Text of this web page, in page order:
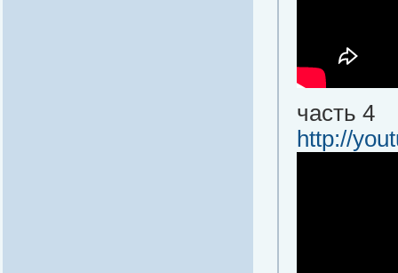
часть 4
http://